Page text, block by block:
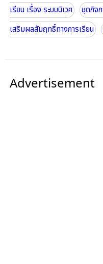
เรียน เรื่อง ระบบนิเวศ
ชุดกิจ
เสริมผลสัมฤทธิ์ทางการเรียน
Advertisement